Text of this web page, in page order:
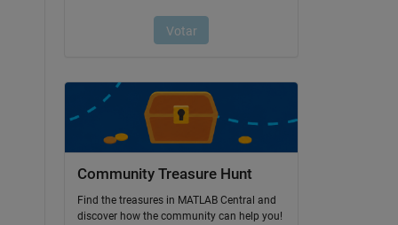
Community Treasure Hunt
Find the treasures in MATLAB Central and
discover how the community can help you!